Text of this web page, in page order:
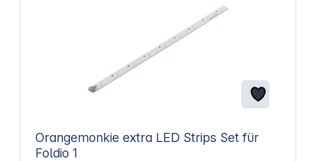
Orangemonkie extra LED Strips Set für
Foldio 1